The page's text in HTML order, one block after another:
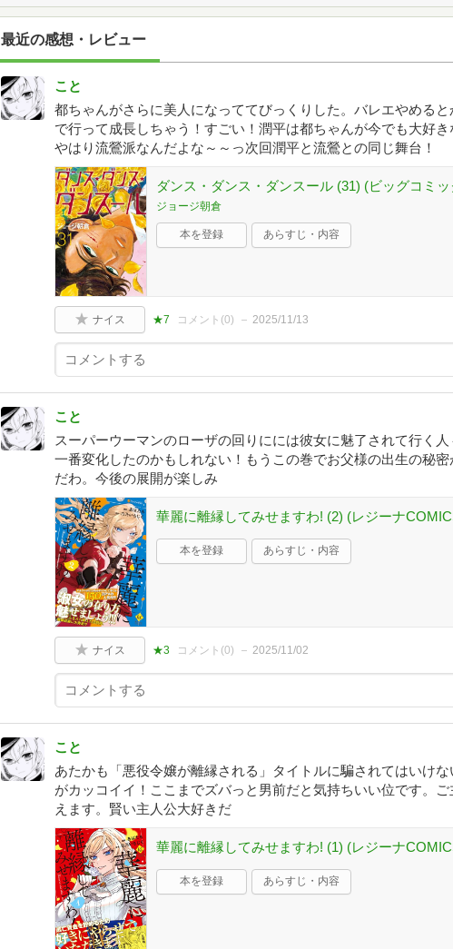
最近の感想・レビュー
こと
都ちゃんがさらに美人になっててびっくりした。バレエやめる
で行って成長しちゃう！すごい！潤平は都ちゃんが今でも大好
やはり流鶯派なんだよな～～っ次回潤平と流鶯との同じ舞台！
ダンス・ダンス・ダンスール (31) (ビッグコミッ
ジョージ朝倉
本を登録 あらすじ・内容
ナイス ★7 コメント(0) 2025/11/13
こと
スーパーウーマンのローザの回りにには彼女に魅了されて行く
一番変化したのかもしれない！もうこの巻でお父様の出生の秘
だわ。今後の展開が楽しみ
華麗に離縁してみせますわ! (2) (レジーナ
本を登録 あらすじ・内容
ナイス ★3 コメント(0) 2025/11/02
こと
あたかも「悪役令嬢が離縁される」タイトルに騙されてはいけ
がカッコイイ！ここまでズバっと男前だと気持ちいい位です。
えます。賢い主人公大好きだ
華麗に離縁してみせますわ! (1) (レジーナ
本を登録 あらすじ・内容